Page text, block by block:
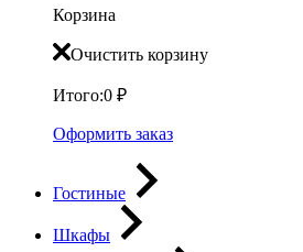
Корзина
Очистить корзину
Итого:0 ₽
Оформить заказ
Гостиные
Шкафы